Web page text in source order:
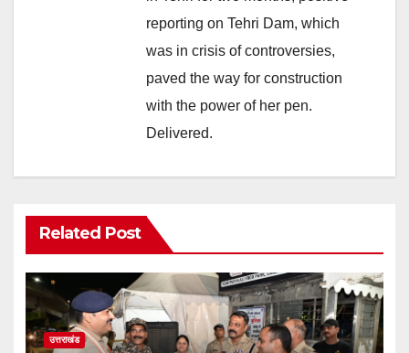
reporting on Tehri Dam, which
was in crisis of controversies,
paved the way for construction
with the power of her pen.
Delivered.
Related Post
उत्तराखंड